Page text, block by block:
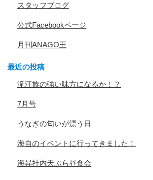
スタッフブログ
公式Facebookページ
月刊ANAGO王
最近の投稿
滝汗族の強い味方になるか！？
7月号
うなぎの匂いが漂う日
海自のイベントに行ってきました！
海昇社内天ぷら昼食会